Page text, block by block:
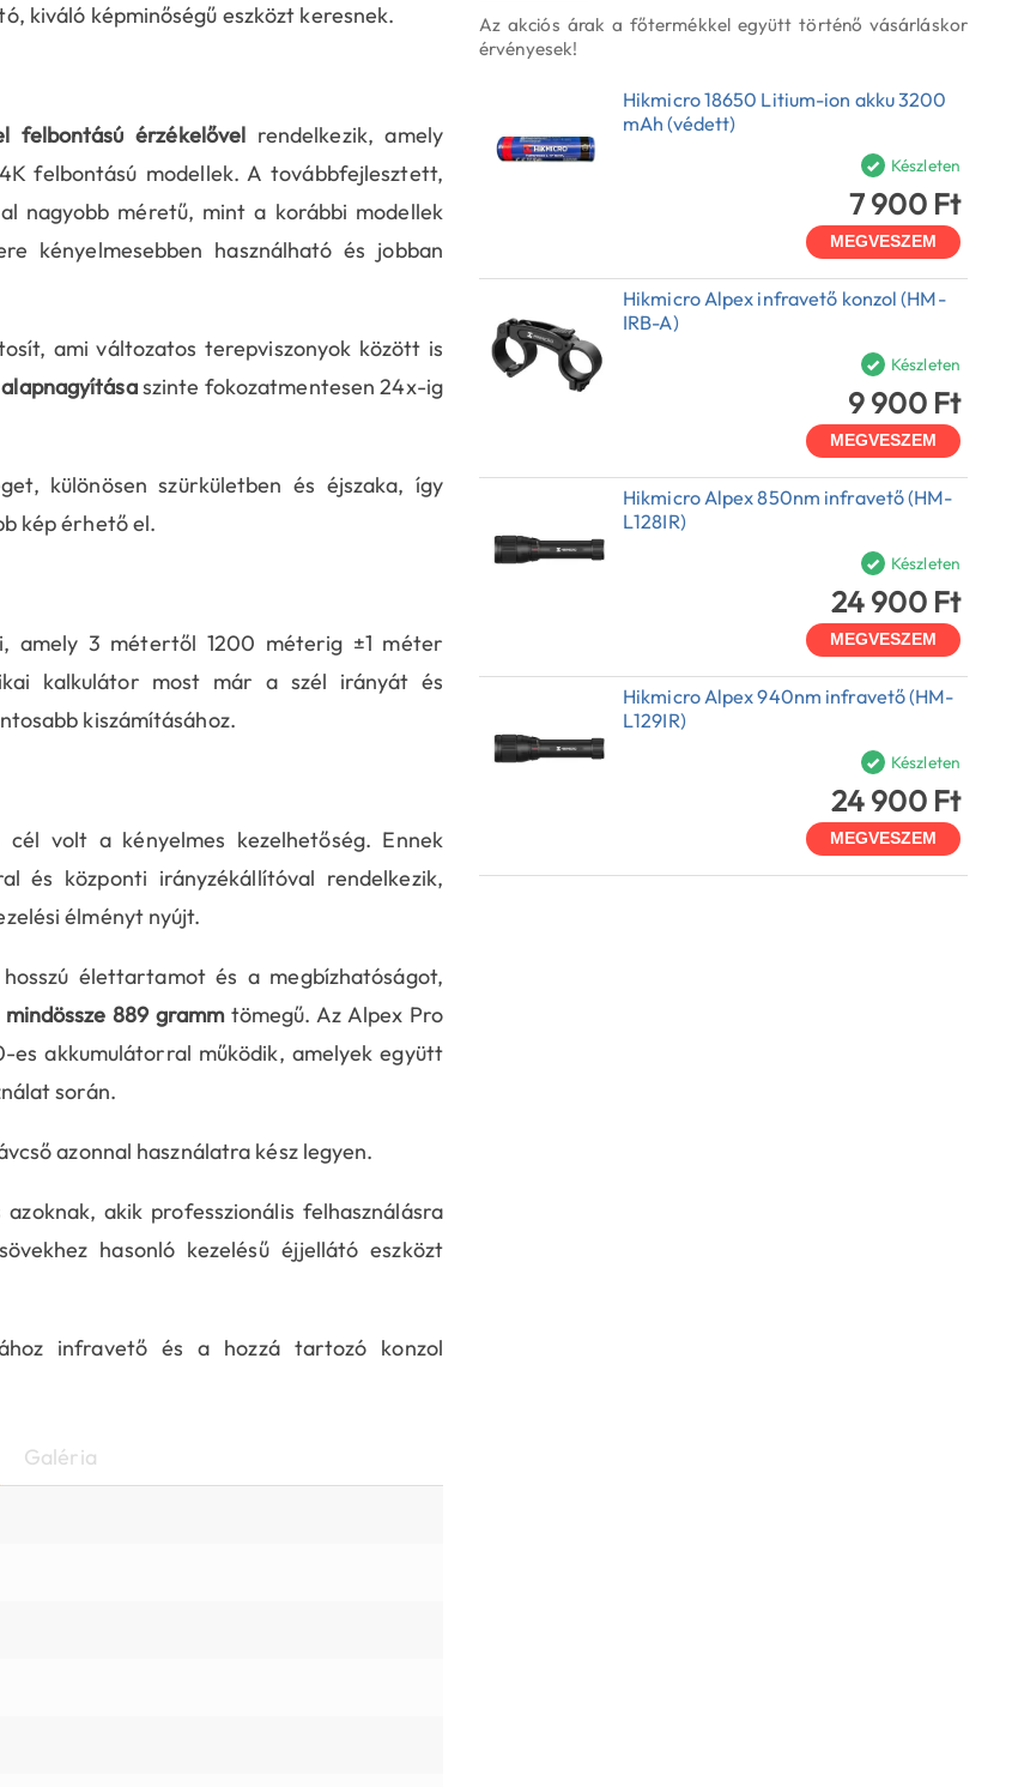
kiváló képminőségű eszközt keresnek.
felbontású érzékelővel rendelkezik, amely
felbontású modellek. A továbbfejlesztett,
nagyobb méretű, mint a korábbi modellek
kényelmesebben használható és jobban
ami változatos terepviszonyok között is
szinte fokozatmentesen 24x-ig
különösen szürkületben és éjszaka, így
kép érhető el.
amely 3 métertől 1200 méterig ±1 méter
kalkulátor most már a szél irányát és
kiszámításához.
volt a kényelmes kezelhetőség. Ennek
és központi irányzékállítóval rendelkezik,
élményt nyújt.
élettartamot és a megbízhatóságot,
mindössze 889 grammtömegű. Az Alpex Pro
akkumulátorral működik, amelyek együtt
során.
azonnal használatra kész legyen.
akik professzionális felhasználásra
hasonló kezelésű éjjellátó eszközt
infravető és a hozzá tartozó konzol
Galéria
Az akciós árak a főtermékkel együtt történő vásárláskor
érvényesek!
Hikmicro 18650 Litium-ion akku 3200
mAh (védett)
Készleten
7 900 Ft
MEGVESZEM
Hikmicro Alpex infravető konzol (HM-
IRB-A)
Készleten
9 900 Ft
MEGVESZEM
Hikmicro Alpex 850nm infravető (HM-
L128IR)
Készleten
24 900 Ft
MEGVESZEM
Hikmicro Alpex 940nm infravető (HM-
L129IR)
Készleten
24 900 Ft
MEGVESZEM